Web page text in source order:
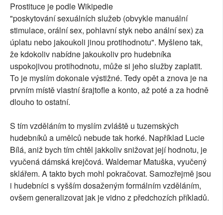
Prostituce je podle Wikipedie
"poskytování sexuálních služeb (obvykle manuální
stimulace, orální sex, pohlavní styk nebo anální sex) za
úplatu nebo jakoukoli jinou protihodnotu". Myšleno tak,
že kdokoliv nabídne jakoukoliv pro hudebníka
uspokojivou protihodnotu, může si jeho služby zaplatit.
To je myslím dokonale výstižné. Tedy opět a znova je na
prvním místě vlastní šrajtofle a konto, až poté a za hodně
dlouho to ostatní.
S tím vzděláním to myslím zvláště u tuzemských
hudebníků a umělců nebude tak horké. Například Lucie
Bílá, aniž bych tím chtěl jakkoliv snižovat její hodnotu, je
vyučená dámská krejčová. Waldemar Matuška, vyučený
sklářem. A takto bych mohl pokračovat. Samozřejmě jsou
i hudebníci s vyšším dosaženým formálním vzděláním,
ovšem generalizovat jak je vidno z předchozích příkladů.